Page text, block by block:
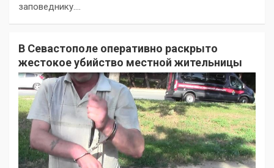
заповеднику.…
В Севастополе оперативно раскрыто
жестокое убийство местной жительницы